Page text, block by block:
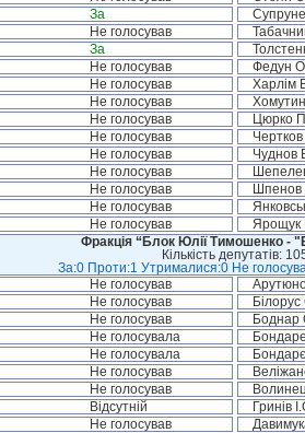
За
Не голосував
За
Не голосував Федун
Не голосував Харлім
Не голосував
Не голосував Цюрко
Не голосував
Не голосував Чуднов
Не голосував
Не голосував
Не голосував
Не голосував Ярощук
Фракція “Блок Юлії Тимошенко -
Кількість депутатів:
За:0 Проти:1 Утрималися:0 Не
Не голосував
Не голосував
Не голосував Боднар
Не голосувала
Не голосувала
Не голосував
Не голосував
Відсутній Гринів
Не голосував